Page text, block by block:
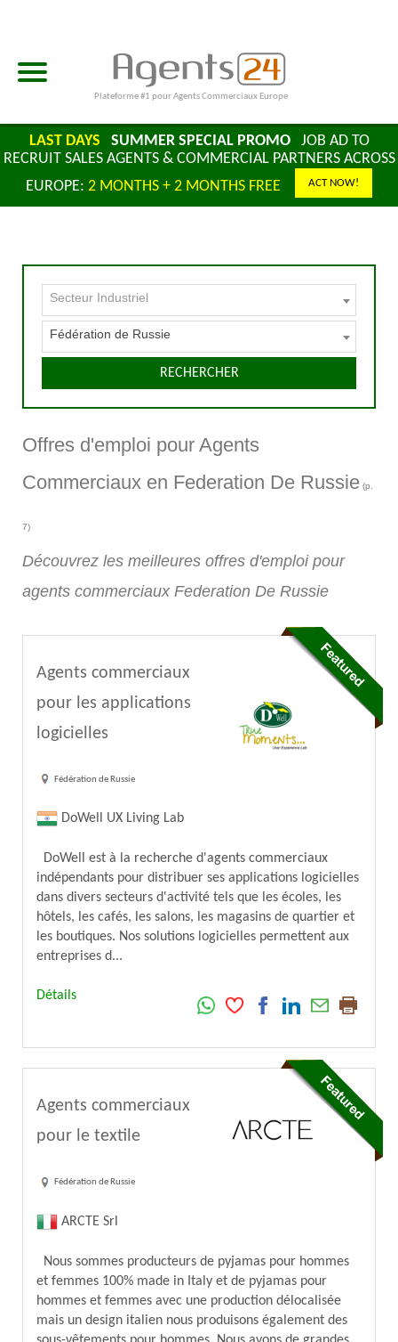
Plateforme #1 pour Agents Commerciaux Europe
LAST DAYS SUMMER SPECIAL PROMOJOB AD TO
RECRUIT SALES AGENTS & COMMERCIAL PARTNERS ACROSS
EUROPE: 2 MONTHS + 2 MONTHS FREE ACT NOW!
Secteur Industriel
Fédération de Russie
RECHERCHER
Offres d'emploi pour Agents
Commerciaux en Federation De Russie (p.
7)
Découvrez les meilleures offres d'emploi pour
agents commerciaux Federation De Russie
Agents commerciaux
pour les applications
logicielles
Fédération de Russie
DoWell UX Living Lab
DoWell est à la recherche d'agents commerciaux
indépendants pour distribuer ses applications logicielles
dans divers secteurs d'activité tels que les écoles, les
hôtels, les cafés, les salons, les magasins de quartier et
les boutiques. Nos solutions logicielles permettent aux
entreprises d...
Détails
Agents commerciaux
pour le textile
Fédération de Russie
ARCTE Srl
Nous sommes producteurs de pyjamas pour hommes
et femmes 100% made in Italy et de pyjamas pour
hommes et femmes avec une production délocalisée
mais un design italien nous produisons également des